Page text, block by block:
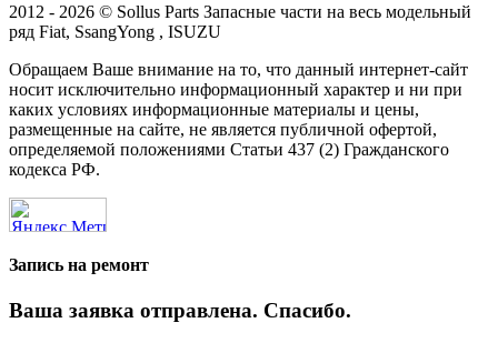
2012 - 2026 © Sollus Parts Запасные части на весь модельный
ряд Fiat, SsangYong , ISUZU
Обращаем Ваше внимание на то, что данный интернет-сайт
носит исключительно информационный характер и ни при
каких условиях информационные материалы и цены,
размещенные на сайте, не является публичной офертой,
определяемой положениями Статьи 437 (2) Гражданского
кодекса РФ.
Запись на ремонт
Ваша заявка отправлена. Спасибо.